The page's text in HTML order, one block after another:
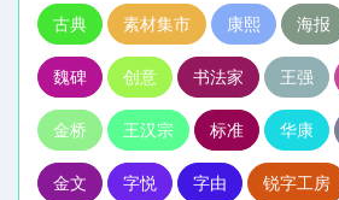
古典 素材集市 康熙 海报
魏碑 创意 书法家 王强
金桥 王汉宗 标准 华康
金文 字悦 字由 锐字工房